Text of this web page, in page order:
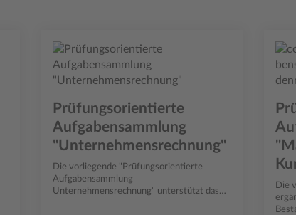
Prüfungsorientierte
Aufgabensammlung
"Unternehmensrechnung"
Die vorliegende "Prüfungsorientierte
Aufgabensammlung
Unternehmensrechnung" unterstützt das
Die